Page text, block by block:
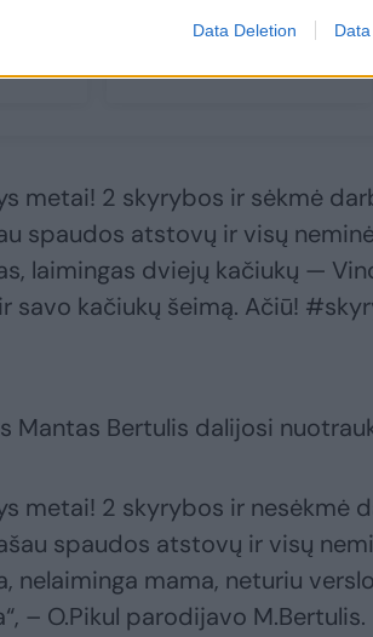
Data Deletion
metai! 2 skyrybos ir sėkmė
spaudos atstovų ir visų
laimingas dviejų kačiukų —
savo kačiukų šeimą. Ačiū!
Mantas Bertulis dalijosi
metai! 2 skyrybos ir nesėkmė
spaudos atstovų ir visų
nelaiminga mama, neturiu
– O.Pikul parodijavo M.Bertulis.